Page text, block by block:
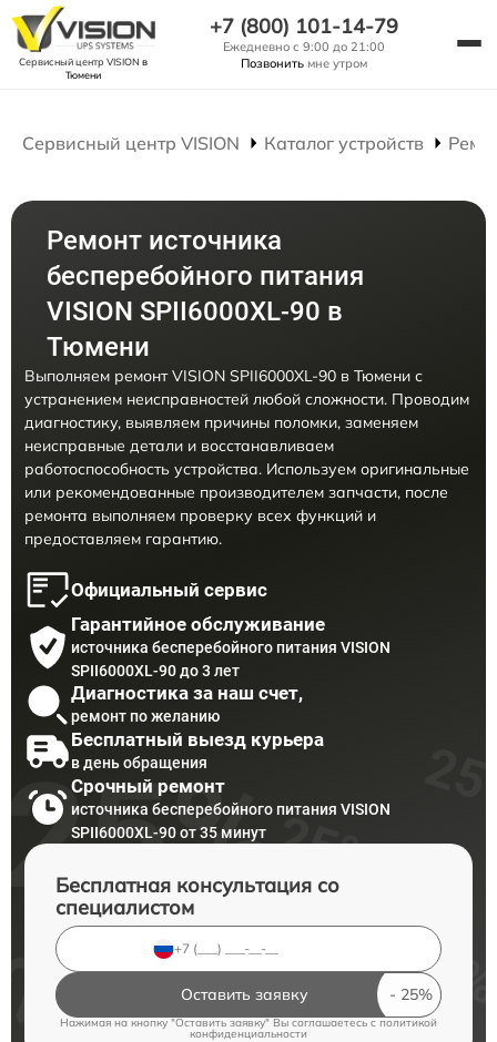
Сервисный центр VISION в
Тюмени
+7 (800) 101-14-79
Ежедневно с 9:00 до 21:00
Позвонить мне утром
Сервисный центр VISION Каталог устройств
Ремонт источника
бесперебойного питания
VISION SPII6000XL-90 в
Тюмени
Выполняем ремонт VISION SPII6000XL-90 в Тюмени с
устранением неисправностей любой сложности. Проводим
диагностику, выявляем причины поломки, заменяем
неисправные детали и восстанавливаем
работоспособность устройства. Используем оригинальные
или рекомендованные производителем запчасти, после
ремонта выполняем проверку всех функций и
предоставляем гарантию.
Официальный сервис
Гарантийное обслуживание
источника бесперебойного питания VISION
SPII6000XL-90 до 3 лет
Диагностика за наш счет,
ремонт по желанию
Бесплатный выезд курьера
в день обращения
Срочный ремонт
источника бесперебойного питания VISION
SPII6000XL-90 от 35 минут
Бесплатная консультация со
специалистом
Оставить заявку
Нажимая на кнопку "Оставить заявку" Вы соглашаетесь cполитикой
конфиденциальности